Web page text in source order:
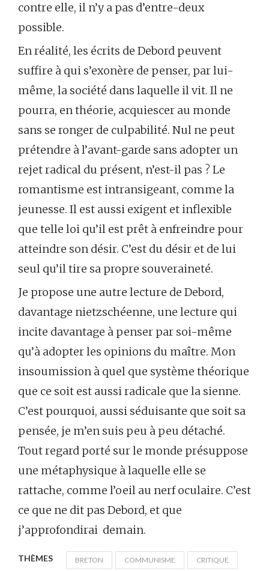
contre elle, il n’y a pas d’entre-deux
possible.
En réalité, les écrits de Debord peuvent
suffire à qui s’exonère de penser, par lui-
même, la société dans laquelle il vit. Il ne
pourra, en théorie, acquiescer au monde
sans se ronger de culpabilité. Nul ne peut
prétendre à l’avant-garde sans adopter un
rejet radical du présent, n’est-il pas ? Le
romantisme est intransigeant, comme la
jeunesse. Il est aussi exigent et inflexible
que telle loi qu’il est prêt à enfreindre pour
atteindre son désir. C’est du désir et de lui
seul qu’il tire sa propre souveraineté.
Je propose une autre lecture de Debord,
davantage nietzschéenne, une lecture qui
incite davantage à penser par soi-même
qu’à adopter les opinions du maître. Mon
insoumission à quel que système théorique
que ce soit est aussi radicale que la sienne.
C’est pourquoi, aussi séduisante que soit sa
pensée, je m’en suis peu à peu détaché.
Tout regard porté sur le monde présuppose
une métaphysique à laquelle elle se
rattache, comme l’oeil au nerf oculaire. C’est
ce que ne dit pas Debord, et que
j’approfondirai demain.
THÈMES BRETON COMMUNISME CRITIQUE